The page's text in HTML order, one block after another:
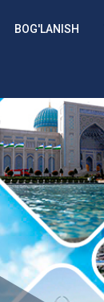
BOG'LANISH